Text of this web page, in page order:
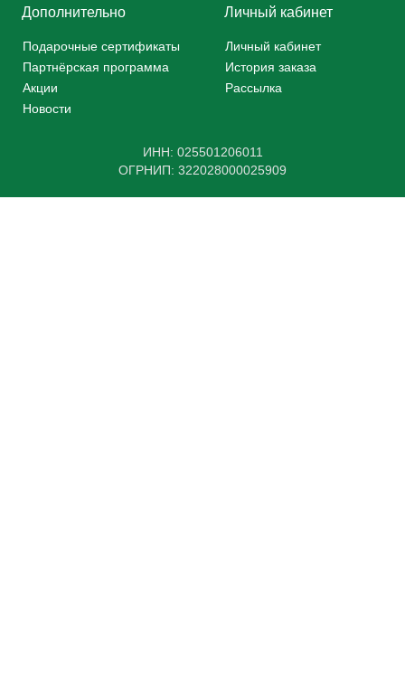
Дополнительно
Подарочные сертификаты
Партнёрская программа
Акции
Новости
Личный кабинет
Личный кабинет
История заказа
Рассылка
ИНН: 025501206011
ОГРНИП: 322028000025909